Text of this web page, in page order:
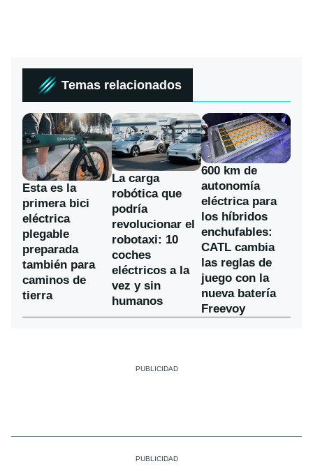
Temas relacionados
Esta es la
primera bici
eléctrica
plegable
preparada
también para
caminos de
tierra
La carga
robótica que
podría
revolucionar el
robotaxi: 10
coches
eléctricos a la
vez y sin
humanos
600 km de
autonomía
eléctrica para
los híbridos
enchufables:
CATL cambia
las reglas de
juego con la
nueva batería
Freevoy